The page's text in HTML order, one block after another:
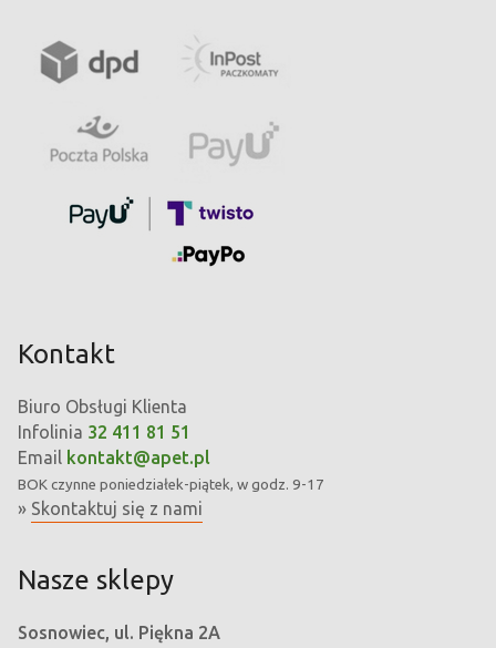
Kontakt
Biuro Obsługi Klienta
Infolinia 32 411 81 51
Email kontakt@apet.pl
BOK czynne poniedziałek-piątek, w godz. 9-17
» Skontaktuj się z nami
Nasze sklepy
Sosnowiec, ul. Piękna 2A